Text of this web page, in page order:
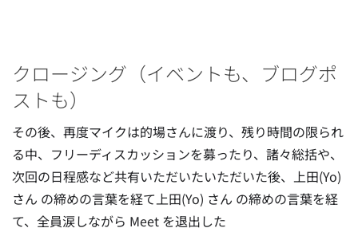
クロージング（イベントも、ブログポ
ストも）
その後、再度マイクは的場さんに渡り、残り時間の限られ
る中、フリーディスカッションを募ったり、諸々総括や、
次回の日程感など共有いただいたいただいた後、上田(Yo)
さん の締めの言葉を経て上田(Yo) さん の締めの言葉を経
て、全員涙しながら Meet を退出した